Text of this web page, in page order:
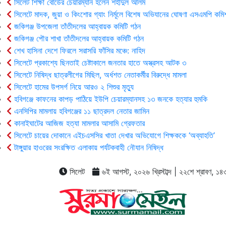
সিলেট শিক্ষা বোর্ডের চেয়ারম্যান হলেন শহীদুল আলম
সিলেটে মাদক, জুয়া ও কিংশোর গ্যাং নির্মূলে বিশেষ অভিযানের ঘোষণা এসএমপি
জকিগঞ্জ উপজেলা তাঁতীদলের আহ্বায়ক কমিটি গঠন
জকিগঞ্জ পৌর শাখা তাঁতীদলের আহ্বায়ক কমিটি গঠন
শেখ হাসিনা দেশে ফিরলে সরাসরি ফাঁসির মঞ্চে: নাহিদ
সিলেটে প্রকাশ্যে ছিনতাই চেষ্টাকালে জনতার হাতে অস্ত্রসহ আটক ৩
সিলেটে নিষিদ্ধ ছাত্রলীগের মিছিল, অর্ধশত নেতাকর্মীর বিরুদ্ধে মামলা
সিলেটে হামের উপসর্গ নিয়ে আরও ২ শিশুর মৃত্যু
হবিগঞ্জে কাফনের কাপড় পাঠিয়ে ইউপি চেয়ারম্যানসহ ১৩ জনকে হত্যার হুমকি
এনসিপির মামলায় হবিগঞ্জের ১১ ছাত্রদল নেতার জামিন
কানাইঘাটের আজিজ হত্যা মামলার আসামি গ্রেফতার
সিলেটে চায়ের দোকানে এইচএসসির খাতা দেখার অভিযোগে শিক্ষককে ‘অব্যাহতি’
টাঙ্গুয়ার হাওরের সংরক্ষিত এলাকায় পর্যটকবাহী নৌযান নিষিদ্ধ
সিলেট ৬ই আগস্ট, ২০২৬ খ্রিস্টাব্দ | ২২শে শ্রাবণ,